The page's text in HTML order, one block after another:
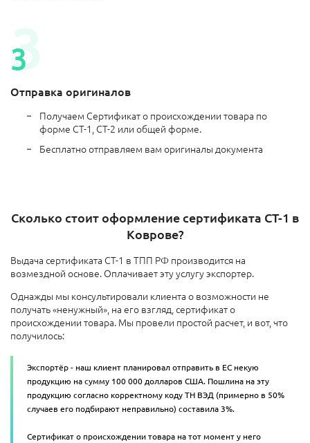
Отправка оригиналов
Получаем Сертификат о происхождении товара по
форме СТ-1, СТ-2 или общей форме.
Бесплатно отправляем вам оригиналы документа
Сколько стоит оформление сертификата СТ-1 в
Коврове?
Выдача сертификата СТ-1 в ТПП РФ производится на
возмездной основе. Оплачивает эту услугу экспортер.
Однажды мы консультировали клиента о возможности не
получать «ненужный», на его взгляд, сертификат о
происхождении товара. Мы провели простой расчет, и вот, что
получилось:
Экспортёр - наш клиент планировал отправить в ЕС некую
продукцию на сумму 100 000 долларов США. Пошлина на эту
продукцию согласно корректному коду ТН ВЭД (примерно в 50%
случаев его подбирают неправильно) составила 3%.
Сертификат о происхождении товара на тот момент у него